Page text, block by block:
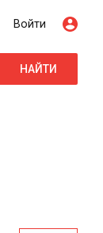
Войти
НАЙТИ